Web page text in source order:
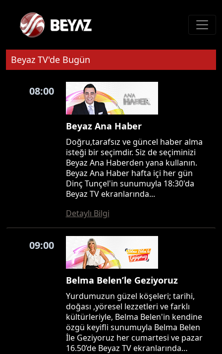
Beyaz TV'de Bugün
08:00
Beyaz Ana Haber
Doğru,tarafsız ve güncel haber alma
isteği bir seçimdir. Siz de seçiminizi
Beyaz Ana Haberden yana kullanın.
Beyaz Ana Haber hafta içi her gün
Dinç Tunçel'in sunumuyla 18:30'da
Beyaz TV ekranlarında...
Detaylı Bilgi
09:00
Belma Belen’le Geziyoruz
Yurdumuzun güzel köşeleri; tarihi,
doğası ,yöresel lezzetleri ve farklı
kültürleriyle, Belma Belen'in kendine
özgü keyifli sunumuyla Belma Belen
İle Geziyoruz her cumartesi ve pazar
16.50’de Beyaz TV ekranlarında…